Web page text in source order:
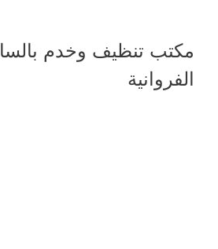
مكتب تنظيف وخدم
الفروانية